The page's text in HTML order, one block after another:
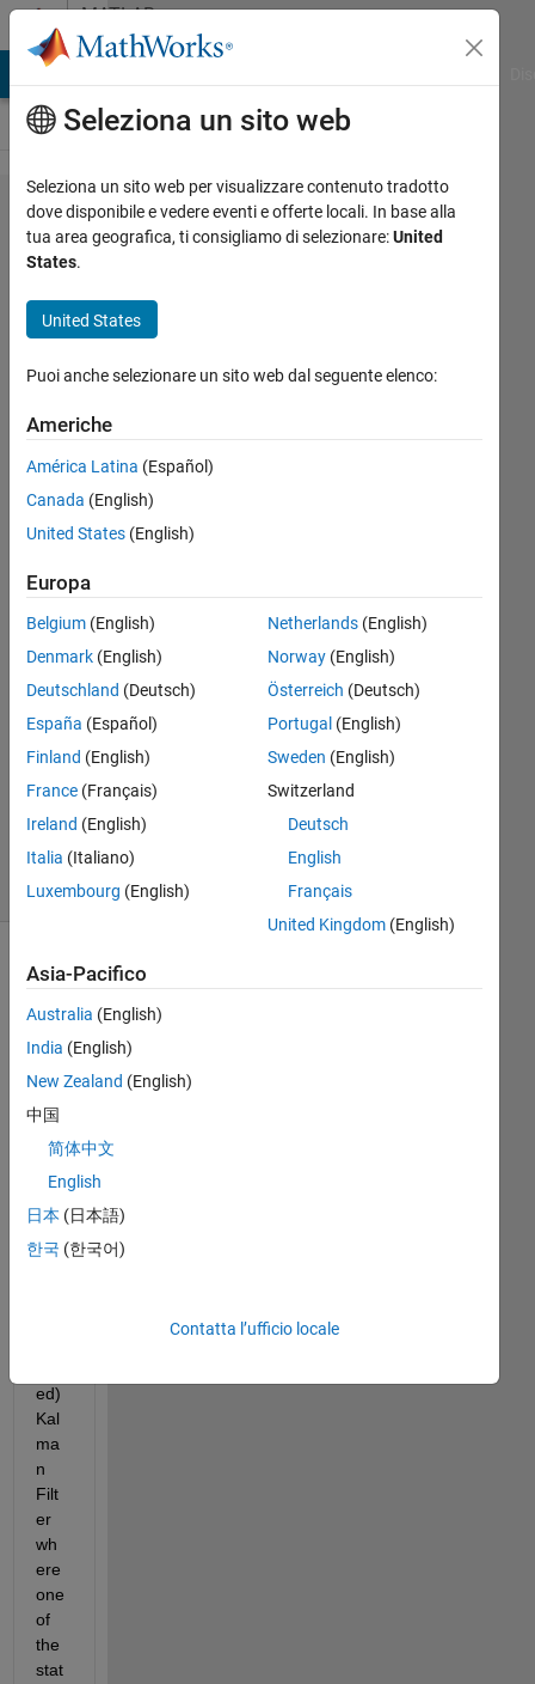
Vai al contenutoMATLAB
Answers
Kalman
Filter
log(x)
state
variable
Etienne
Grange
6 Set
2023
1
Risposta
Risposta
accettata
Aggiornato
2
Visualizzazioni
(30 giorni)
I'm
ng
to
esti
ed)
Kal
ma
n
Filt
er
wh
ere
one
of
the
stat
Seleziona un sito web
Seleziona un sito web per visualizzare contenuto tradotto
dove disponibile e vedere eventi e offerte locali. In base alla
tua area geografica, ti consigliamo di selezionare:United
States.
United States
Puoi anche selezionare un sito web dal seguente elenco:
Americhe
América Latina (Español)
Canada (English)
United States (English)
Europa
Belgium (English)
Denmark (English)
Deutschland (Deutsch)
España (Español)
Finland (English)
France (Français)
Ireland (English)
Italia (Italiano)
Luxembourg (English)
Netherlands(English)
Norway(English)
Österreich (Deutsch)
Portugal (English)
Sweden (English)
Switzerland
Deutsch
English
Français
United Kingdom(English)
Asia-Pacifico
Australia (English)
India (English)
New Zealand (English)
中国
简体中文
English
日本 (日本語)
한국 (한국어)
Contatta l’ufficio locale